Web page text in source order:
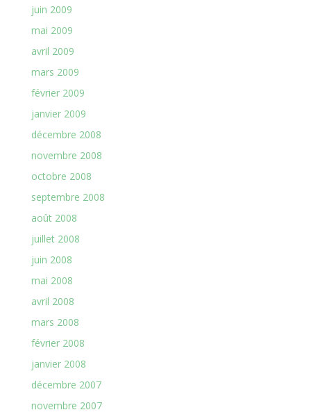
juin 2009
mai 2009
avril 2009
mars 2009
février 2009
janvier 2009
décembre 2008
novembre 2008
octobre 2008
septembre 2008
août 2008
juillet 2008
juin 2008
mai 2008
avril 2008
mars 2008
février 2008
janvier 2008
décembre 2007
novembre 2007